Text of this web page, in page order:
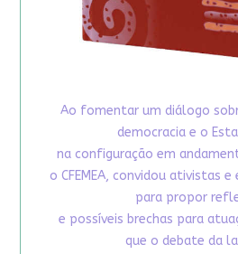
Ao fomentar um diálogo
democracia e o
na configuração em
o CFEMEA, convidou ativistas
para propor
e possíveis brechas para
que o debate da